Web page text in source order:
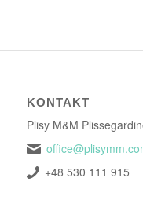
KONTAKT
Plisy M&M
+48 530 111 915